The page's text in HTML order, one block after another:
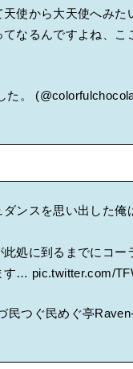
使から大天使へみた
てなるんですよね、
た。
ンスを思い出した俺
処に到るまでにコ
す… pic.twitter.com/
民つぐ民めぐ亭